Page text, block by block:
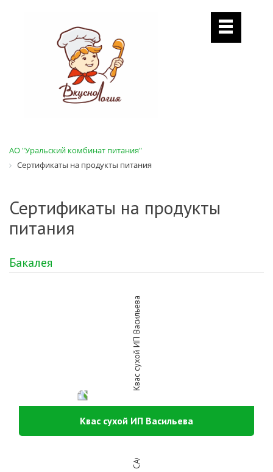
АО "Уральский комбинат питания"
Сертификаты на продукты питания
Сертификаты на продукты
питания
Бакалея
Квас сухой ИП Васильева